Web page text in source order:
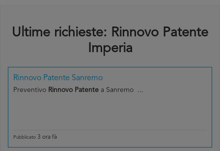
Ultime richieste: Rinnovo Patente
Imperia
Rinnovo Patente Sanremo
Preventivo Rinnovo Patente a Sanremo ...
Pubblicato 3 ora fà